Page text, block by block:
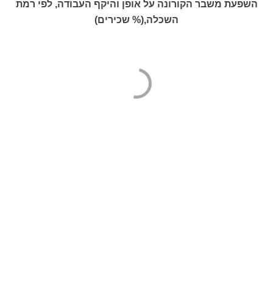
השפעת משבר הקורונה על אופן והיקף העבודה, לפי רמת
השכלה,(% שכירים)